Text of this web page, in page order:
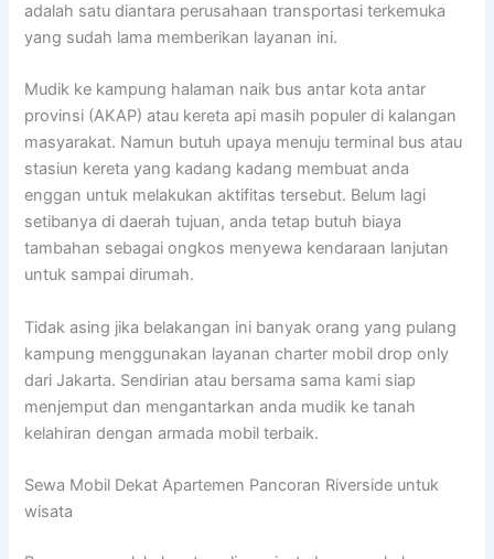
adalah satu diantara perusahaan transportasi terkemuka
yang sudah lama memberikan layanan ini.
Mudik ke kampung halaman naik bus antar kota antar
provinsi (AKAP) atau kereta api masih populer di kalangan
masyarakat. Namun butuh upaya menuju terminal bus atau
stasiun kereta yang kadang kadang membuat anda
enggan untuk melakukan aktifitas tersebut. Belum lagi
setibanya di daerah tujuan, anda tetap butuh biaya
tambahan sebagai ongkos menyewa kendaraan lanjutan
untuk sampai dirumah.
Tidak asing jika belakangan ini banyak orang yang pulang
kampung menggunakan layanan charter mobil drop only
dari Jakarta. Sendirian atau bersama sama kami siap
menjemput dan mengantarkan anda mudik ke tanah
kelahiran dengan armada mobil terbaik.
Sewa Mobil Dekat Apartemen Pancoran Riverside untuk
wisata